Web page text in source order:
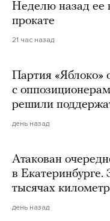
Неделю назад ее
прокате
21 час назад
Партия «Яблоко»
с
решили
день назад
Атакован
в Екатеринбурге.
тысячах
день назад